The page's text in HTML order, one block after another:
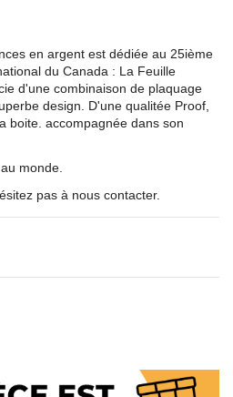
en argent est dédiée au 25ième
du Canada : La Feuille
d'une combinaison de plaquage
design. D'une qualitée Proof,
boite. accompagnée dans son
monde.
pas à nous contacter.